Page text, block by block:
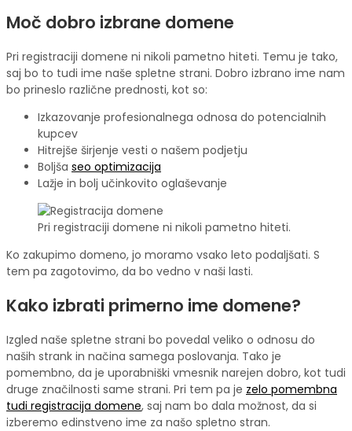
Moč dobro izbrane domene
Pri registraciji domene ni nikoli pametno hiteti. Temu je tako,
saj bo to tudi ime naše spletne strani. Dobro izbrano ime nam
bo prineslo različne prednosti, kot so:
Izkazovanje profesionalnega odnosa do potencialnih
kupcev
Hitrejše širjenje vesti o našem podjetju
Boljša seo optimizacija
Lažje in bolj učinkovito oglaševanje
Pri registraciji domene ni nikoli pametno hiteti.
Ko zakupimo domeno, jo moramo vsako leto podaljšati. S
tem pa zagotovimo, da bo vedno v naši lasti.
Kako izbrati primerno ime domene?
Izgled naše spletne strani bo povedal veliko o odnosu do
naših strank in načina samega poslovanja. Tako je
pomembno, da je uporabniški vmesnik narejen dobro, kot tudi
druge značilnosti same strani. Pri tem pa je zelo pomembna
tudi registracija domene, saj nam bo dala možnost, da si
izberemo edinstveno ime za našo spletno stran.